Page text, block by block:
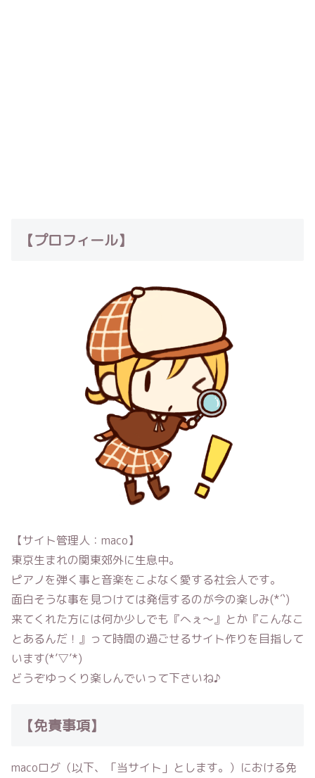
【プロフィール】
【サイト管理人：maco】
東京生まれの関東郊外に生息中。
ピアノを弾く事と音楽をこよなく愛する社会人です。
面白そうな事を見つけては発信するのが今の楽しみ(*´`)
来てくれた方には何か少しでも『へぇ〜』とか『こんなこ
とあるんだ！』って時間の過ごせるサイト作りを目指して
います(*’▽’*)
どうぞゆっくり楽しんでいって下さいね♪
【免責事項】
macoログ （以下、「当サイト」とします。）における免